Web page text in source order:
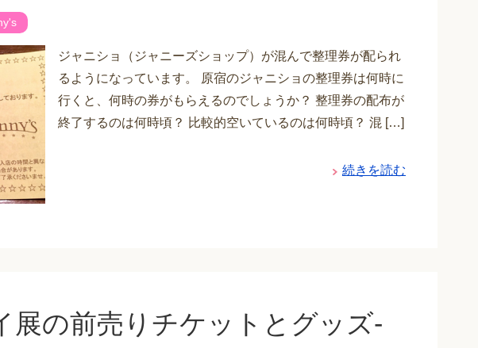
ジャニショ（ジャニーズショップ）が混んで整理券が配られ
るようになっています。 原宿のジャニショの整理券は何時に
行くと、何時の券がもらえるのでしょうか？ 整理券の配布が
終了するのは何時頃？ 比較的空いているのは何時頃？ 混 […]
続きを読む
展の前売りチケットとグッズ-